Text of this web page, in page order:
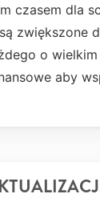
czasem dla
zwiększone
o
aby